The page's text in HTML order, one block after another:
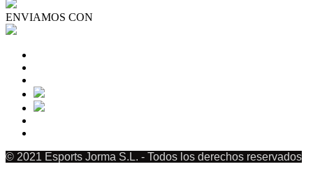
ENVIAMOS CON
© 2021 Esports Jorma S.L. - Todos los derechos reservados